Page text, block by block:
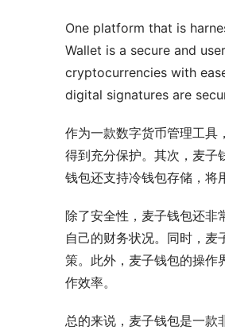
One platform that is
Wallet is a secure and
cryptocurrencies with
digital signatures are
作为一款数字货币管理工具
得到充分保护。其次，麦子
钱包还支持冷钱包存储，将
除了安全性，麦子钱包还
自己的财务状况。同时，
策。此外，麦子钱包的操作
作效率。
总的来说，麦子钱包是一款